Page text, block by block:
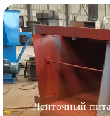
Ленточный